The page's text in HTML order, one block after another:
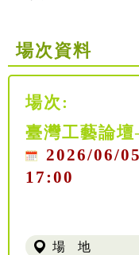
場次資料
場次:
臺灣工藝論
2026/06/
17:00
場 地